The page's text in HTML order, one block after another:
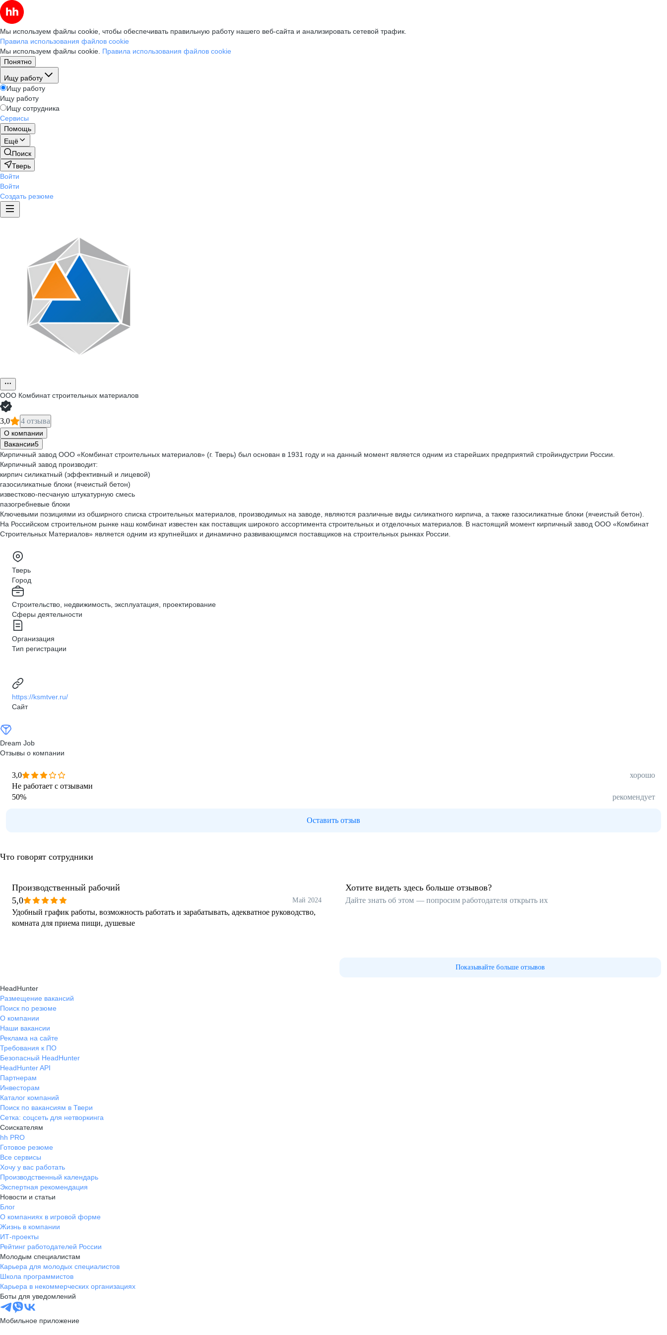
Мы используем файлы cookie, чтобы обеспечивать правильную работу нашего веб-сайта и анализировать сетевой трафик.
Правила использования файлов cookie
Мы используем файлы cookie. Правила использования файлов cookie
Понятно
Ищу работу
Ищу работу
Ищу работу
Ищу сотрудника
Сервисы
Помощь
Ещё
Поиск
Тверь
Войти
Войти
Создать резюме
ООО Комбинат строительных материалов
3,0 4 отзыва
О компании
Вакансии5
Кирпичный завод ООО «Комбинат строительных материалов» (г. Тверь) был основан в 1931 году и на данный момент является одним из старейших предприятий стройиндустрии России.
Кирпичный завод производит:
кирпич силикатный (эффективный и лицевой)
газосиликатные блоки (ячеистый бетон)
известково-песчаную штукатурную смесь
пазогребневые блоки
Ключевыми позициями из обширного списка строительных материалов, производимых на заводе, являются различные виды силикатного кирпича, а также газосиликатные блоки (ячеистый бетон).
На Российском строительном рынке наш комбинат известен как поставщик широкого ассортимента строительных и отделочных материалов. В настоящий момент кирпичный завод ООО «Комбинат
Строительных Материалов» является одним из крупнейших и динамично развивающимся поставщиков на строительных рынках России.
Тверь
Город
Строительство, недвижимость, эксплуатация, проектирование
Сферы деятельности
Организация
Тип регистрации
https://ksmtver.ru/
Сайт
Dream Job
Отзывы о компании
3,0
хорошо
Не работает с отзывами
50% рекомендует
Оставить отзыв
Что говорят сотрудники
Производственный рабочий
5,0
Май 2024
Удобный график работы, возможность работать и зарабатывать, адекватное руководство,
комната для приема пищи, душевые
Хотите видеть здесь больше отзывов?
Дайте знать об этом — попросим работодателя открыть их
Показывайте больше отзывов
HeadHunter
Размещение вакансий
Поиск по резюме
О компании
Наши вакансии
Реклама на сайте
Требования к ПО
Безопасный HeadHunter
HeadHunter API
Партнерам
Инвесторам
Каталог компаний
Поиск по вакансиям в Твери
Сетка: соцсеть для нетворкинга
Соискателям
hh PRO
Готовое резюме
Все сервисы
Хочу у вас работать
Производственный календарь
Экспертная рекомендация
Новости и статьи
Блог
О компаниях в игровой форме
Жизнь в компании
ИТ-проекты
Рейтинг работодателей России
Молодым специалистам
Карьера для молодых специалистов
Школа программистов
Карьера в некоммерческих организациях
Боты для уведомлений
Мобильное приложение